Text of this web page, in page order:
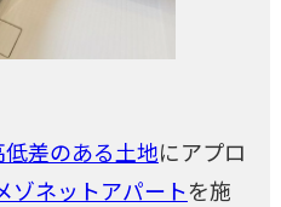
低差のある土地にアプロ
ゾネットアパートを施